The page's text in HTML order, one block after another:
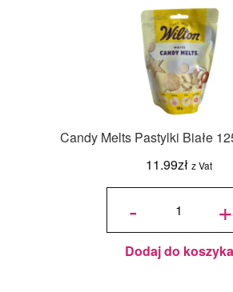
Candy Melts Pastylki Białe
11.99zł z Vat
-
ilość
Pastylki
Białe
Wilton +
Dodaj do koszyka